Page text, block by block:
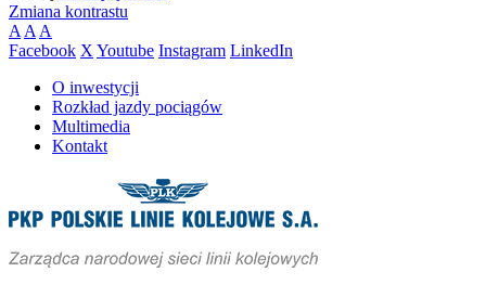
Zmiana kontrastu
A A A
Facebook X Youtube Instagram LinkedIn
O inwestycji
Rozkład jazdy pociągów
Multimedia
Kontakt